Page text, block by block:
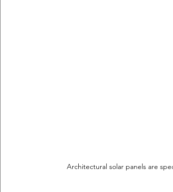
Architectural solar panels are